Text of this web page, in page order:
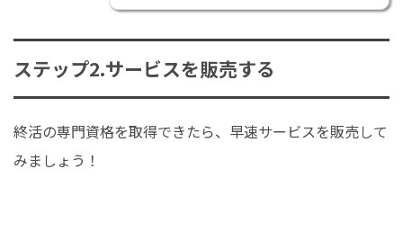
ステップ2.サービスを販売する
終活の専門資格を取得できたら、早速サービスを販売して
みましょう！